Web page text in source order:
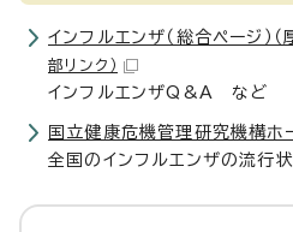
インフルエンザ（総合ページ）
部リンク）
インフルエンザQ&A など
国立健康危機管理研究機構ホ
全国のインフルエンザの流行